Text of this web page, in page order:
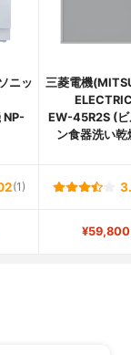
ニッ
NP-
三菱電機
EW-45R2S (ビ
ン食器洗い乾
(1)
¥59,800